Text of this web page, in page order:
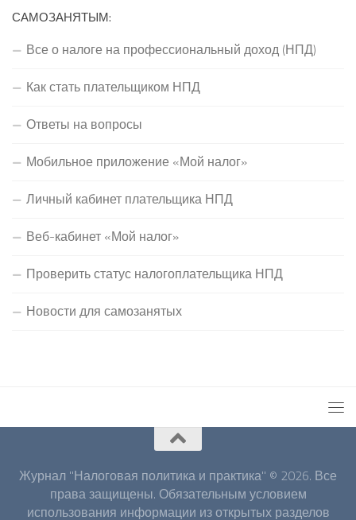
САМОЗАНЯТЫМ:
Все о налоге на профессиональный доход (НПД)
Как стать плательщиком НПД
Ответы на вопросы
Мобильное приложение «Мой налог»
Личный кабинет плательщика НПД
Веб-кабинет «Мой налог»
Проверить статус налогоплательщика НПД
Новости для самозанятых
Журнал "Налоговая политика и практика" © 2026. Все
права защищены. Обязательным условием
использования информации из открытых разделов